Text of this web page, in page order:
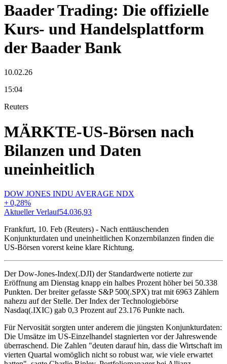
Baader Trading: Die offizielle
Kurs- und Handelsplattform
der Baader Bank
10.02.26
15:04
Reuters
MÄRKTE-US-Börsen nach
Bilanzen und Daten
uneinheitlich
DOW JONES INDU AVERAGE NDX
+0,28%
Aktueller Verlauf54.036,93
Frankfurt, 10. Feb (Reuters) - Nach enttäuschenden
Konjunkturdaten und uneinheitlichen Konzernbilanzen finden die
US-Börsen vorerst keine klare Richtung.
Der Dow-Jones-Index(.DJI) der Standardwerte notierte zur
Eröffnung am Dienstag knapp ein halbes Prozent höher bei 50.338
Punkten. Der breiter gefasste S&P 500(.SPX) trat mit 6963 Zählern
nahezu auf der Stelle. Der Index der Technologiebörse
Nasdaq(.IXIC) gab 0,3 Prozent auf 23.176 Punkte nach.
Für Nervosität sorgten unter anderem die jüngsten Konjunkturdaten:
Die Umsätze im US-Einzelhandel stagnierten vor der Jahreswende
überraschend. Die Zahlen "deuten darauf hin, dass die Wirtschaft im
vierten Quartal womöglich nicht so robust war, wie viele erwartet